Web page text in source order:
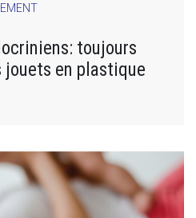
toujours
jouets en plastique